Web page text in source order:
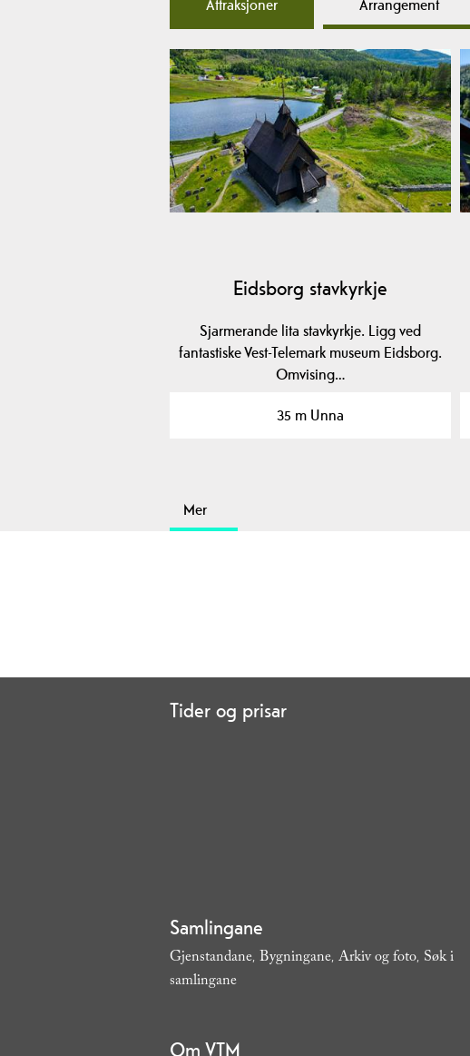
Attraksjoner Arrangement
Eidsborg stavkyrkje
Sjarmerande lita stavkyrkje. Ligg ved
fantastiske Vest-Telemark museum Eidsborg.
Omvising…
35 m Unna
Mer
Tider og prisar
Samlingane
Gjenstandane, Bygningane, Arkiv og foto, Søk i
samlingane
Om VTM